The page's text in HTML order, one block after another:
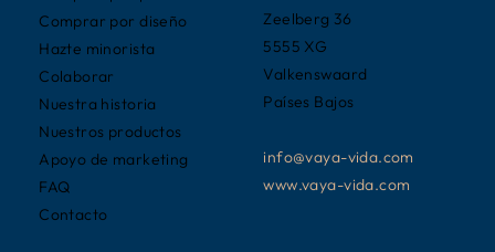
Zeelberg 36
5555 XG
Valkenswaard
Países Bajos
info@vaya-vida.com
www.vaya-vida.com
Comprar por diseño
Hazte minorista
Colaborar
Nuestra historia
Nuestros productos
Apoyo de marketing
FAQ
Contacto